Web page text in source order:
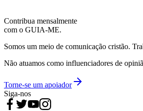
Contribua mensalmente
com o GUIA-ME.
Somos um meio de comunicação cristão.
Não atuamos como influenciadores de
Torne-se um apoiador
Siga-nos